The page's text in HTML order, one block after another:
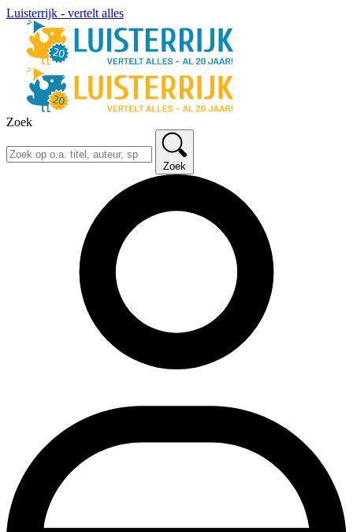
Luisterrijk - vertelt alles
Zoek
Zoek